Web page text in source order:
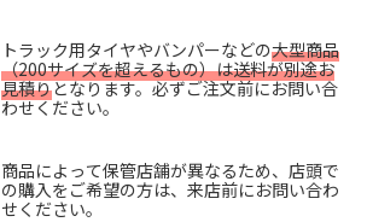
トラック用タイヤやバンパーなどの大型商品
（200サイズを超えるもの）は送料が別途お
見積りとなります。必ずご注文前にお問い合
わせください。
商品によって保管店舗が異なるため、店頭で
の購入をご希望の方は、来店前にお問い合わ
せください。